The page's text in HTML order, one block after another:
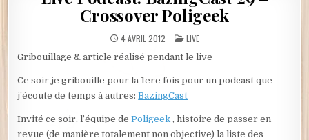
Crossover Poligeek
4 AVRIL 2012 POSTED
IN
LIVE
Gribouillage & article réalisé pendant le live
Ce soir je gribouille pour la 1ere fois pour un podcast que
j’écoute de temps à autres:BazingCast
Invité ce soir, l’équipe dePoligeek , histoire de passer en
revue (de manière totalement non objective) la liste des